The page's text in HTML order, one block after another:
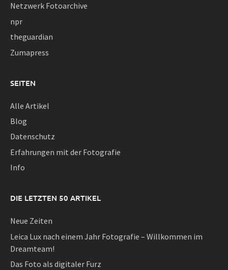
Netzwerk Fotoarchive
npr
theguardian
Zumapress
SEITEN
Alle Artikel
Blog
Datenschutz
Erfahrungen mit der Fotografie
Info
DIE LETZTEN 50 ARTIKEL
Neue Zeiten
Leica Lux nach einem Jahr Fotografie – Willkommen im
Dreamteam!
Das Foto als digitaler Furz